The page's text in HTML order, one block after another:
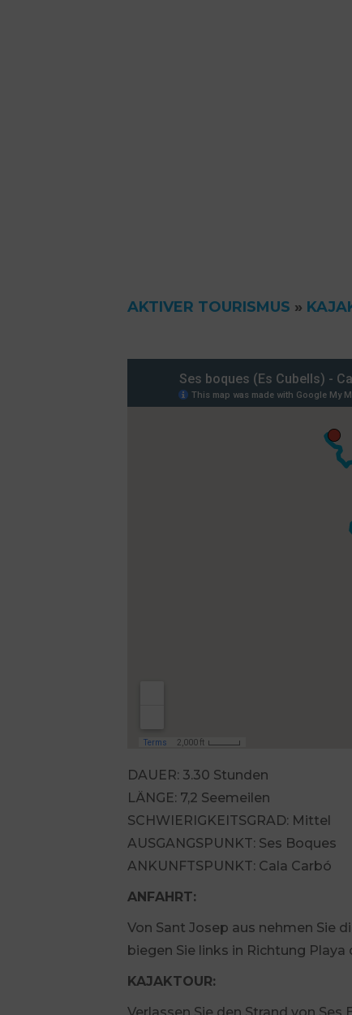
AKTIVER TOURISMUS »
DAUER: 3.30 Stunden
LÄNGE: 7,2 Seemeilen
SCHWIERIGKEITSGRAD: Mittel
AUSGANGSPUNKT: Ses Boques
ANKUNFTSPUNKT: Cala Carbó
ANFAHRT:
Von Sant Josep aus nehmen Sie
biegen Sie links in Richtung Playa
KAJAKTOUR: